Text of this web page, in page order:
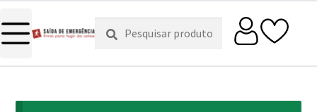
Pesquisar
por:
Pesquisa